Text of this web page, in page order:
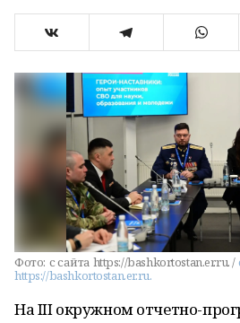
Фото: с сайта https://bashkortostan.er.ru. /
https://bashkortostan.er.ru.
На III окружном отчетно-